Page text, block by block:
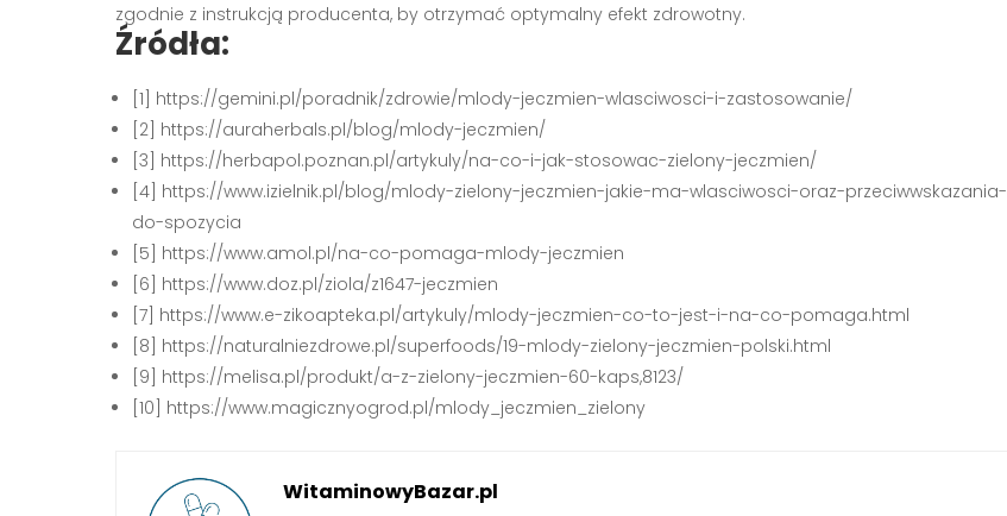
zgodnie z instrukcją producenta, by otrzymać optymalny efekt zdrowotny.
Źródła:
[1] https://gemini.pl/poradnik/zdrowie/mlody-jeczmien-wlasciwosci-i-zastosowanie/
[2] https://auraherbals.pl/blog/mlody-jeczmien/
[3] https://herbapol.poznan.pl/artykuly/na-co-i-jak-stosowac-zielony-jeczmien/
[4] https://www.izielnik.pl/blog/mlody-zielony-jeczmien-jakie-ma-wlasciwosci-oraz-przeciwwskazania-
do-spozycia
[5] https://www.amol.pl/na-co-pomaga-mlody-jeczmien
[6] https://www.doz.pl/ziola/z1647-jeczmien
[7] https://www.e-zikoapteka.pl/artykuly/mlody-jeczmien-co-to-jest-i-na-co-pomaga.html
[8] https://naturalniezdrowe.pl/superfoods/19-mlody-zielony-jeczmien-polski.html
[9] https://melisa.pl/produkt/a-z-zielony-jeczmien-60-kaps,8123/
[10] https://www.magicznyogrod.pl/mlody_jeczmien_zielony
WitaminowyBazar.pl